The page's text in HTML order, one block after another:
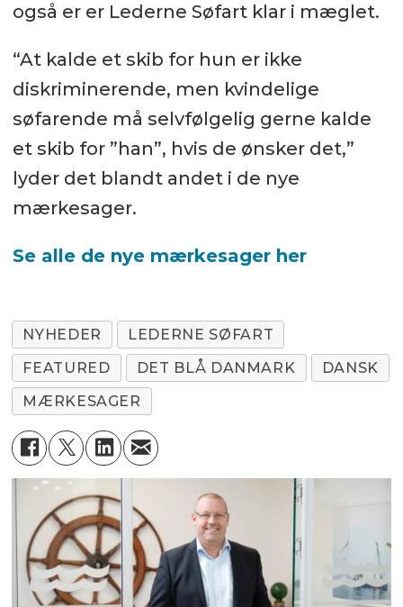
også er er Lederne Søfart klar i mæglet.
“At kalde et skib for hun er ikke
diskriminerende, men kvindelige
søfarende må selvfølgelig gerne kalde
et skib for ”han”, hvis de ønsker det,”
lyder det blandt andet i de nye
mærkesager.
Se alle de nye mærkesager her
NYHEDER
LEDERNE SØFART
FEATURED
DET BLÅ DANMARK
DANSK
MÆRKESAGER